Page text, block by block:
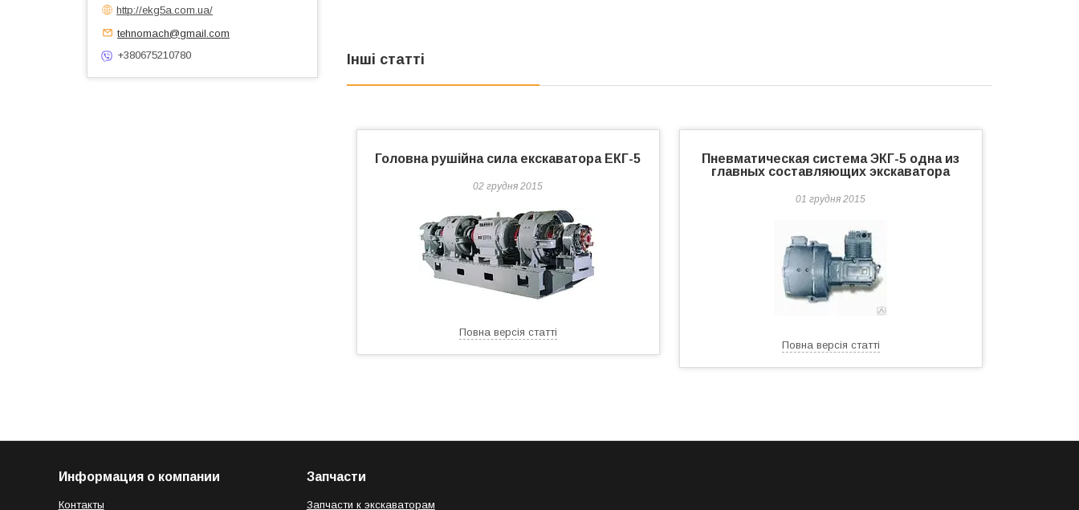
Інші статті
Головна рушійна сила екскаватора ЕКГ-5
02 грудня 2015
Повна версія статті
Пневматическая система ЭКГ-5 одна из
главных составляющих экскаватора
01 грудня 2015
Повна версія статті
http://ekg5a.com.ua/
tehnomach@gmail.com
+380675210780
Информация о компании
Контакты
Запчасти
Запчасти к экскаваторам